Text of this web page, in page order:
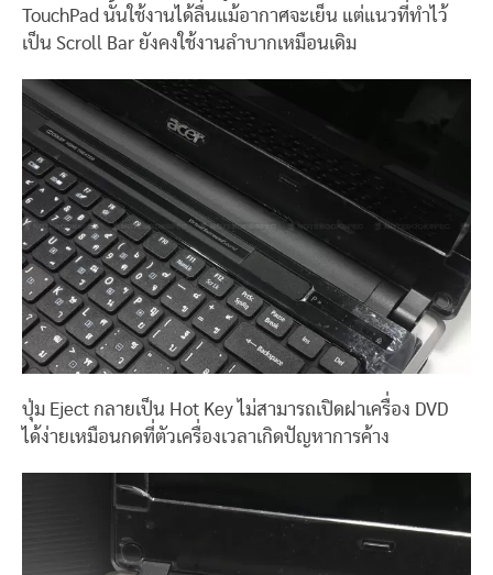
TouchPad นั้นใช้งานได้ลื่นแม้อากาศจะเย็น แต่แนวที่ทำไว้
เป็น Scroll Bar ยังคงใช้งานลำบากเหมือนเดิม
ปุ่ม Eject กลายเป็น Hot Key ไม่สามารถเปิดฝาเครื่อง DVD
ได้ง่ายเหมือนกดที่ตัวเครื่องเวลาเกิดปัญหาการค้าง